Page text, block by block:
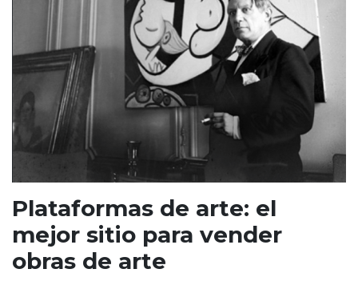
Plataformas de arte: el
mejor sitio para vender
obras de arte